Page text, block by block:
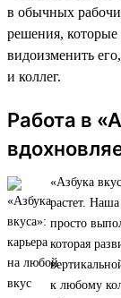
в обычных
решения, которые
видоизменить
и коллег.
Работа в
«Азбука
растет.
просто
которая
к любому